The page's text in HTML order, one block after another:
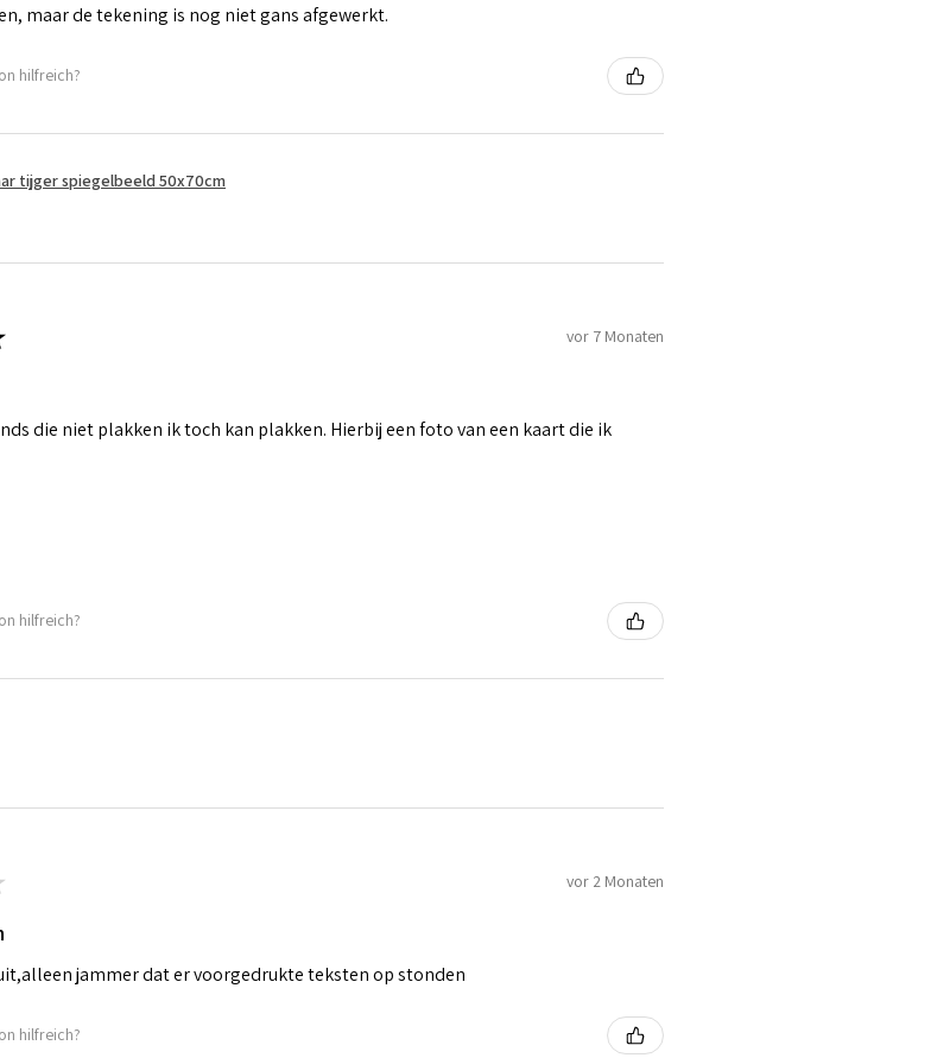
maar de tekening is nog niet gans afgewerkt.
hilfreich?
tijger spiegelbeeld 50x70cm
vor 7 Monaten
die niet plakken ik toch kan plakken. Hierbij een foto van een kaart die ik
hilfreich?
vor 2 Monaten
jammer dat er voorgedrukte teksten op stonden
hilfreich?